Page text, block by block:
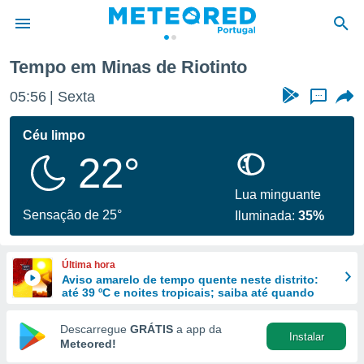
da
foi
fornecidas
a este
das
e
forma
digital
Tempo em Minas de Riotinto
05:56 Sexta ...
Céu limpo
22°
Sensação de 25°
Lua minguante
Iluminada:35%
Última hora
Aviso amarelo de tempo quente neste distrito:
até 39 ºC e noites tropicais; saiba até quando
Descarregue GRÁTIS a app da
Meteored!
Instalar